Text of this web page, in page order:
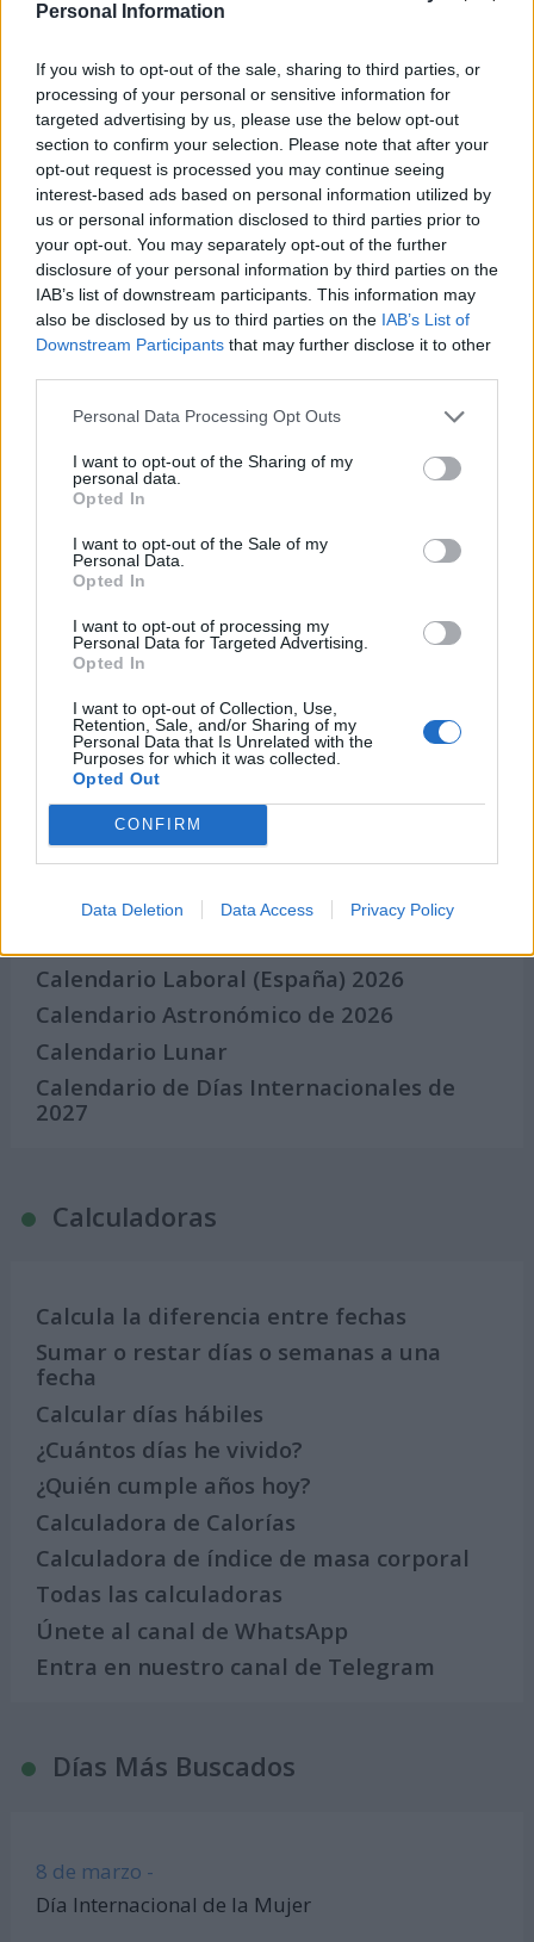
Personal Information
If you wish to opt-out of the sale, sharing to third parties, or
processing of your personal or sensitive information for
targeted advertising by us, please use the below opt-out
section to confirm your selection. Please note that after your
opt-out request is processed you may continue seeing
interest-based ads based on personal information utilized by
us or personal information disclosed to third parties prior to
your opt-out. You may separately opt-out of the further
disclosure of your personal information by third parties on the
IAB’s list of downstream participants. This information may
also be disclosed by us to third parties on the IAB’s List of
Downstream Participants that may further disclose it to other
Personal Data Processing Opt Outs
I want to opt-out of the Sharing of my
personal data.
Opted In
I want to opt-out of the Sale of my
Personal Data.
Opted In
I want to opt-out of processing my
Personal Data for Targeted Advertising.
Opted In
I want to opt-out of Collection, Use,
Retention, Sale, and/or Sharing of my
Personal Data that Is Unrelated with the
Purposes for which it was collected.
Opted Out
CONFIRM
Data Deletion Data Access Privacy Policy
Secciones destacadas
Noticias y actualidad sobre Días
Internacionales
Onomástica. Todos los santos
Años Internacionales
Eventos internacionales de cultura
Los mejores canales de Youtube según
nuestra audiencia. ¡Participa!
Crea una cuenta atrás para el evento que
quieras
¿Qué día crearías tu?
Calendarios
Calendario Laboral por municipios
Calendario Laboral (España) 2026
Calendario Astronómico de 2026
Calendario Lunar
Calendario de Días Internacionales de
2027
Calculadoras
Calcula la diferencia entre fechas
Sumar o restar días o semanas a una
fecha
Calcular días hábiles
¿Cuántos días he vivido?
¿Quién cumple años hoy?
Calculadora de Calorías
Calculadora de índice de masa corporal
Todas las calculadoras
Únete al canal de WhatsApp
Entra en nuestro canal de Telegram
Días Más Buscados
8 de marzo -
Día Internacional de la Mujer